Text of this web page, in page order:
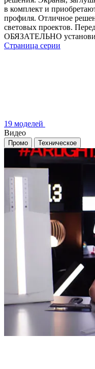
в комплект и
профиля. Отличное
световых проектов.
ОБЯЗАТЕЛЬНО
Страница серии
19 моделей
Видео
Промо Техническое